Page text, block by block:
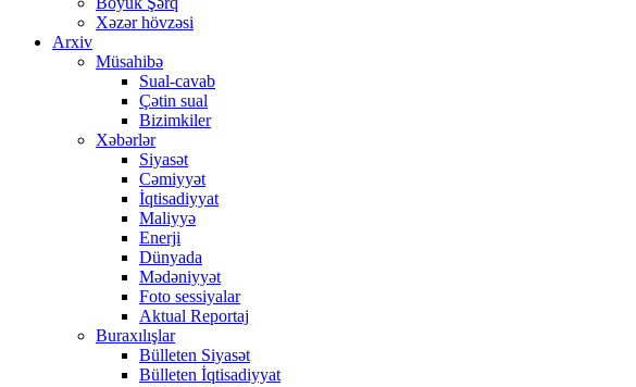
Xəzər hövzəsi
Arxiv
Müsahibə
Sual-cavab
Çətin sual
Bizimkiler
Xəbərlər
Siyasət
Cəmiyyət
İqtisadiyyat
Maliyyə
Enerji
Dünyada
Mədəniyyət
Foto sessiyalar
Aktual Reportaj
Buraxılışlar
Bülleten Siyasət
Bülleten İqtisadiyyat